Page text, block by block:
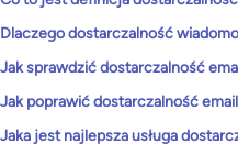
Dlaczego dostarczalność
Jak sprawdzić dostarczalność
Jak poprawić dostarczalność
Jaka jest najlepsza usługa